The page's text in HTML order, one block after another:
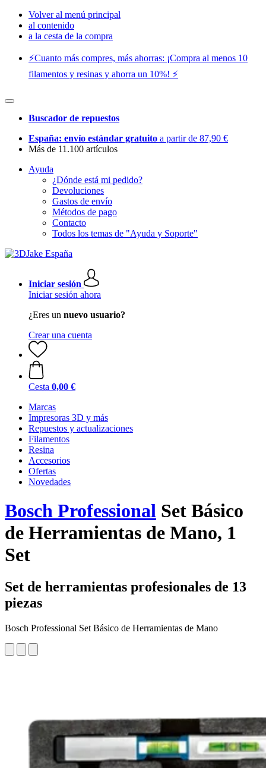
Volver al menú principal
al contenido
a la cesta de la compra
⚡️Cuanto más compres, más ahorras: ¡Compra al menos 10
filamentos y resinas y ahorra un 10%! ⚡️
Buscador de repuestos
España: envío estándar gratuito a partir de 87,90 €
Más de 11.100 artículos
Ayuda
¿Dónde está mi pedido?
Devoluciones
Gastos de envío
Métodos de pago
Contacto
Todos los temas de "Ayuda y Soporte"
Iniciar sesión
Iniciar sesión ahora
¿Eres un nuevo usuario?
Crear una cuenta
Cesta 0,00 €
Marcas
Impresoras 3D y más
Repuestos y actualizaciones
Filamentos
Resina
Accesorios
Ofertas
Novedades
Bosch Professional Set Básico
de Herramientas de Mano, 1
Set
Set de herramientas profesionales de 13
piezas
Bosch Professional Set Básico de Herramientas de Mano